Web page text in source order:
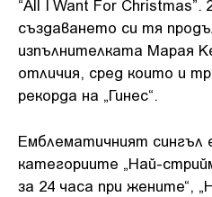
“All I Want For Christmas”.
създаването си тя
изпълнителката Марая
отличия, сред които и
рекорда на „Гинес“.
Емблематичният сингъл
категориите „Най-
за 24 часа при жените“,